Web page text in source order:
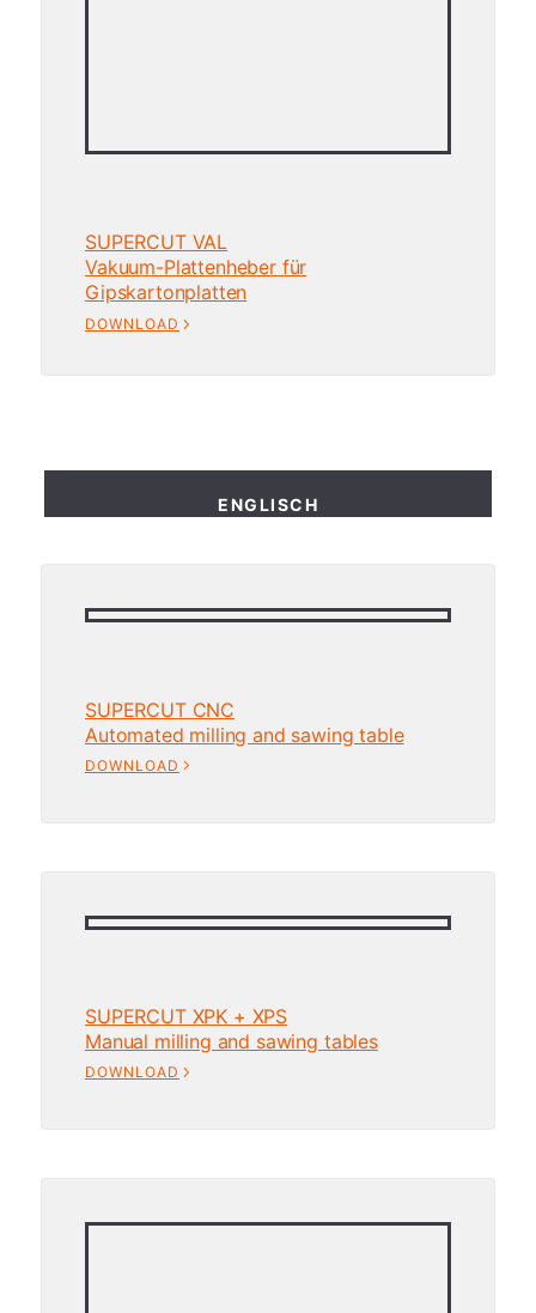
SUPERCUT VAL
Vakuum-Plattenheber für
Gipskartonplatten
DOWNLOAD
ENGLISCH
SUPERCUT CNC
Automated milling and sawing table
DOWNLOAD
SUPERCUT XPK + XPS
Manual milling and sawing tables
DOWNLOAD